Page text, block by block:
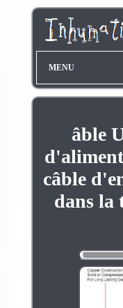
MENU
âble
câble
dans la